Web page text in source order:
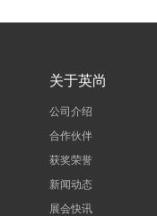
关于英尚
公司介绍
合作伙伴
获奖荣誉
新闻动态
展会快讯